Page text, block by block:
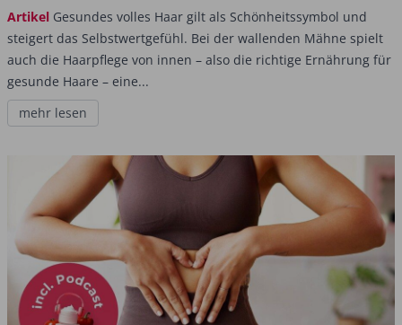
Artikel Gesundes volles Haar gilt als Schönheitssymbol und
steigert das Selbstwertgefühl. Bei der wallenden Mähne spielt
auch die Haarpflege von innen – also die richtige Ernährung für
gesunde Haare – eine...
mehr lesen